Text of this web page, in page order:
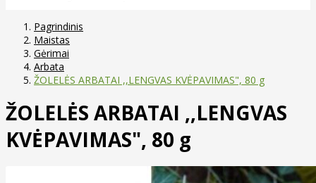
Pagrindinis
Maistas
Gėrimai
Arbata
ŽOLELĖS ARBATAI ,,LENGVAS KVĖPAVIMAS", 80 g
ŽOLELĖS ARBATAI ,,LENGVAS
KVĖPAVIMAS", 80 g